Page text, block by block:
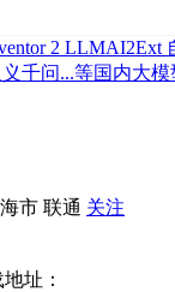
2 LLMAI2Ext
千问...等国内大模
市 联通 关注
址：